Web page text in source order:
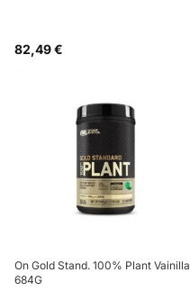
82,49 €
On Gold Stand. 100% Plant Vainilla
684G